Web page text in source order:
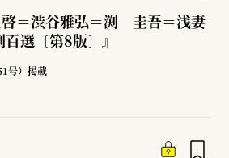
＝渋谷雅弘＝渕 圭吾＝浅妻
選〔第8版〕』
号）掲載